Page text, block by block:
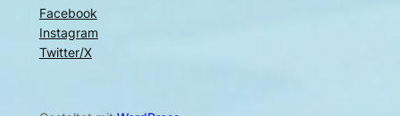
Facebook
Instagram
Twitter/X